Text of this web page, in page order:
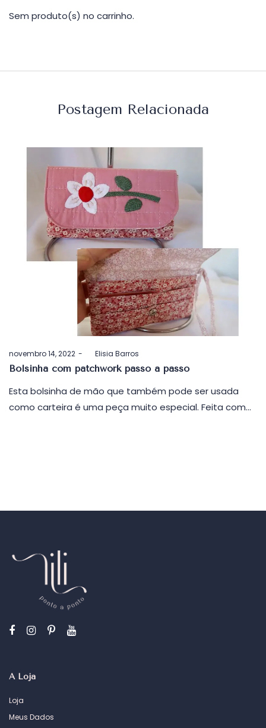
Sem produto(s) no carrinho.
Postagem Relacionada
Postado
em
novembro 14, 2022 byElisia Barros
Bolsinha com patchwork passo a passo
Esta bolsinha de mão que também pode ser usada
como carteira é uma peça muito especial. Feita com…
A Loja
Loja
Meus Dados